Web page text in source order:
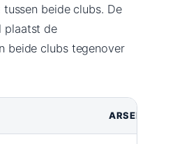
beide clubs. De
plaatst de
beide clubs tegenover
ARSENAL